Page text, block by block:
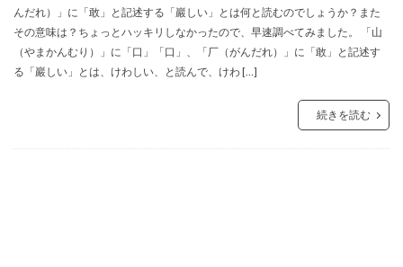
んだれ）」に「敢」と記述する「巖しい」とは何と読むのでしょうか？また
その意味は？ちょっとハッキリしなかったので、早速調べてみました。 「山
（やまかんむり）」に「口」「口」、「厂（がんだれ）」に「敢」と記述す
る「巖しい」とは、けわしい、と読んで、けわ […]
続きを読む